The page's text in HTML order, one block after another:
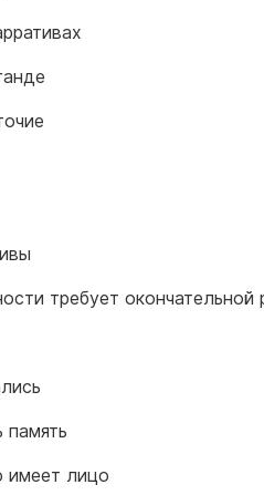
требует окончательной
имеет лицо